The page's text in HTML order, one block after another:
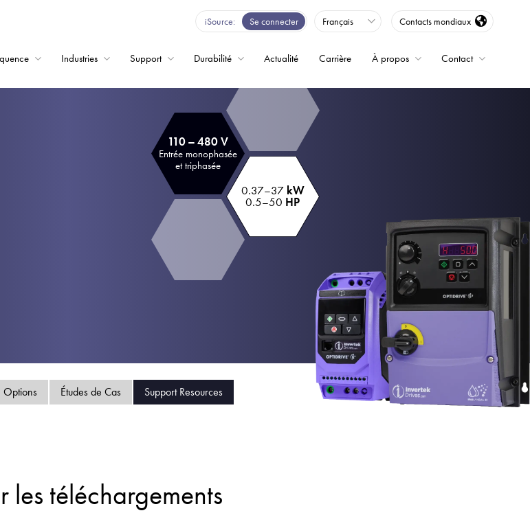
iSource Se connecter Français Contacts mondiaux
Industries Support Durabilité Actualité Carrière À propos Contact
110 – 480 V
Entrée monophasée
et triphasée
0.37–37 kW
0.5–50 HP
Options Études de Cas Support Resources
les téléchargements
Variateurs de fréquence
Support
Durabilité
Actualité
Carrière
À propos